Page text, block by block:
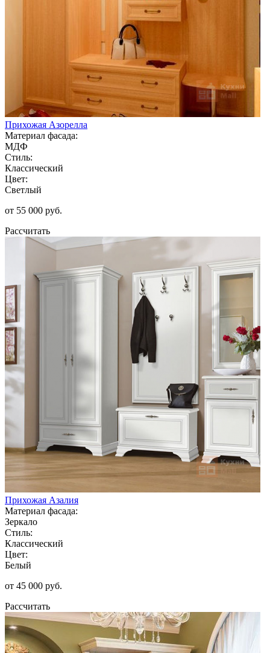
Прихожая Азорелла
Материал фасада:
МДФ
Стиль:
Классический
Цвет:
Светлый
от 55 000 руб.
Рассчитать
Прихожая Азалия
Материал фасада:
Зеркало
Стиль:
Классический
Цвет:
Белый
от 45 000 руб.
Рассчитать